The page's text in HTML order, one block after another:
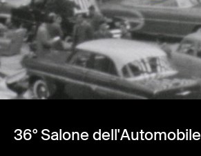
36° Salone dell'Automobile